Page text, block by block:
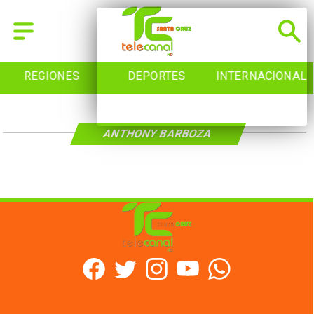
REGIONES DEPORTES INTERNACIONAL
ANTHONY BARBOZA